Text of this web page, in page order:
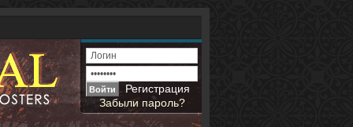
Регистрация
Забыли пароль?